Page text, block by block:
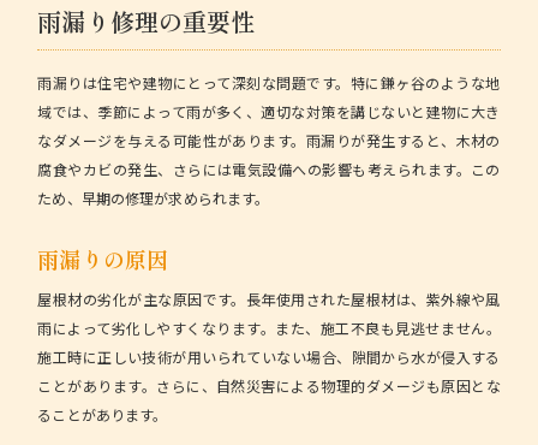
雨漏り修理の重要性
雨漏りは住宅や建物にとって深刻な問題です。特に鎌ヶ谷のような地
域では、季節によって雨が多く、適切な対策を講じないと建物に大き
なダメージを与える可能性があります。雨漏りが発生すると、木材の
腐食やカビの発生、さらには電気設備への影響も考えられます。この
ため、早期の修理が求められます。
雨漏りの原因
屋根材の劣化が主な原因です。長年使用された屋根材は、紫外線や風
雨によって劣化しやすくなります。また、 施工不良も見逃せません。
施工時に正しい技術が用いられていない場合、隙間から水が侵入する
ことがあります。さらに、自然災害による物理的ダメージも原因とな
ることがあります。